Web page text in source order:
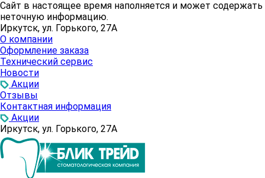
Сайт в настоящее время наполняется и может содержать
неточную информацию.
Иркутск, ул. Горького, 27А
О компании
Оформление заказа
Технический сервис
Новости
Акции
Отзывы
Контактная информация
Акции
Иркутск, ул. Горького, 27А